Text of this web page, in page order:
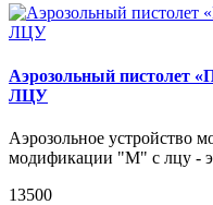
Аэрозольный
ЛЦУ
Аэрозольное устройство
модификации "М" с лцу -
13500